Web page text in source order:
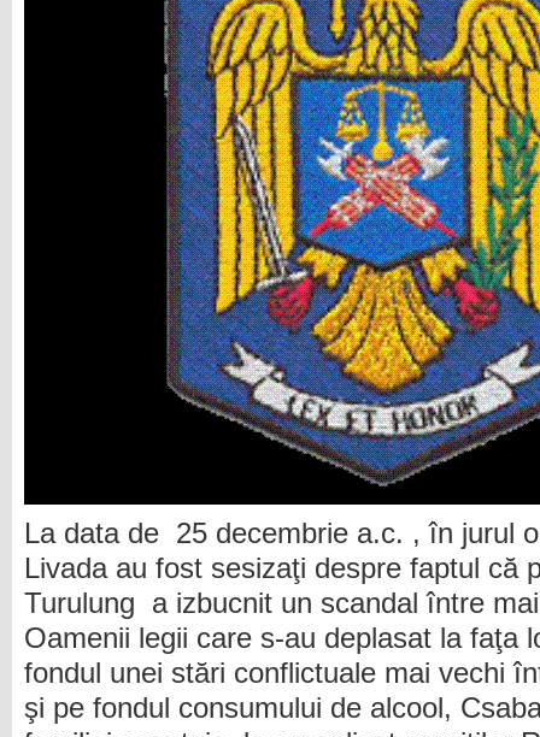
La data de 25 decembrie a.c. , în jurul
Livada au fost sesizaţi despre faptul că
Turulung a izbucnit un scandal între
Oamenii legii care s-au deplasat la faţa
fondul unei stări conflictuale mai vechi
şi pe fondul consumului de alcool,